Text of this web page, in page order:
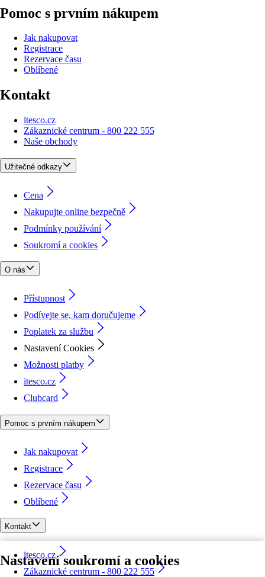
Nastavení soukromí a cookies
Pomoc s prvním nákupem
Jak nakupovat
Registrace
Rezervace času
Oblíbené
Kontakt
itesco.cz
Zákaznické centrum - 800 222 555
Naše obchody
Užitečné odkazy
Cena
Nakupujte online bezpečně
Podmínky používání
Soukromí a cookies
O nás
Přístupnost
Podívejte se, kam doručujeme
Poplatek za službu
Nastavení Cookies
Možnosti platby
itesco.cz
Clubcard
Pomoc s prvním nákupem
Jak nakupovat
Registrace
Rezervace času
Oblíbené
Kontakt
itesco.cz
Zákaznické centrum - 800 222 555